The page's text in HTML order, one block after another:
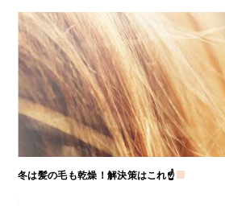
冬は髪の毛も乾燥！解決策はこれ☝